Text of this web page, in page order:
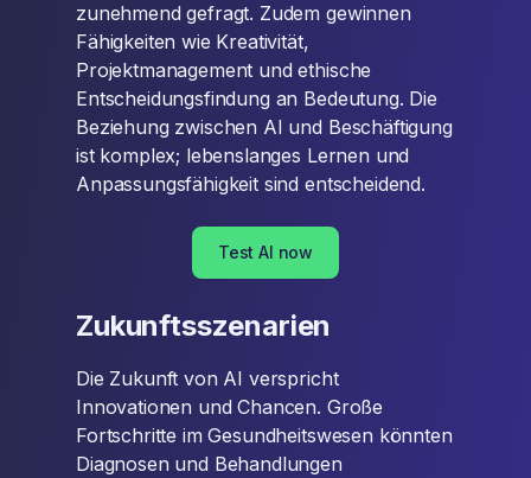
zunehmend gefragt. Zudem gewinnen
Fähigkeiten wie Kreativität,
Projektmanagement und ethische
Entscheidungsfindung an Bedeutung. Die
Beziehung zwischen AI und Beschäftigung
ist komplex; lebenslanges Lernen und
Anpassungsfähigkeit sind entscheidend.
Test AI now
Zukunftsszenarien
Die Zukunft von AI verspricht
Innovationen und Chancen. Große
Fortschritte im Gesundheitswesen könnten
Diagnosen und Behandlungen